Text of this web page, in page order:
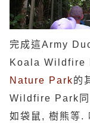
完成這Army
Koala Wildfire
Nature Park的
Wildfire Park
如袋鼠, 樹熊等.